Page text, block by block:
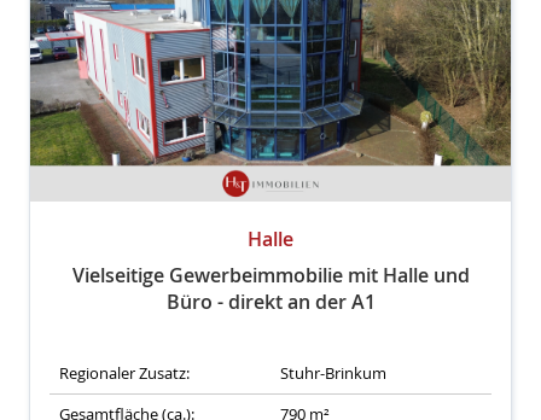
Halle
Vielseitige Gewerbeimmobilie mit Halle und
Büro - direkt an der A1
Regionaler Zusatz:
Stuhr-Brinkum
Gesamtfläche (ca.):
790 m²